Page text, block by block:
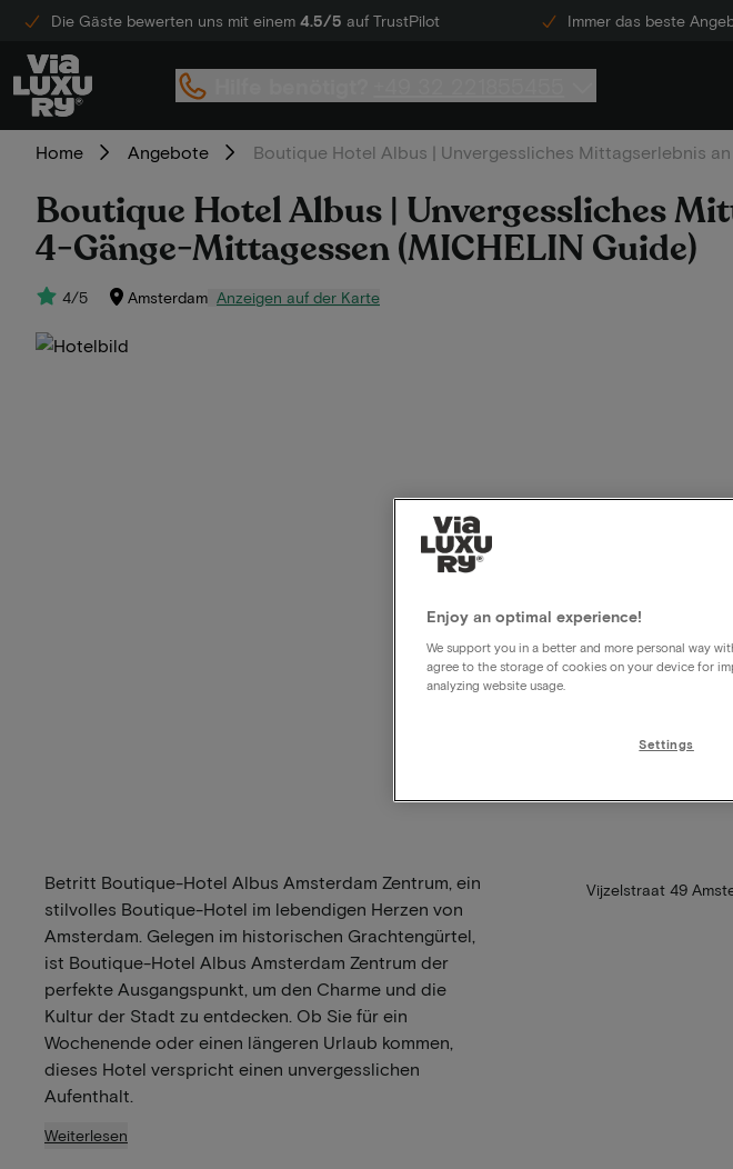
Die Gäste bewerten uns mit einem 4.5/5 auf TrustPilot Immer das beste
Home Angebote Boutique Hotel Albus | Unvergessliches Mittagserlebnis
Boutique Hotel Albus | Unvergessliches
4-Gänge-Mittagessen (MICHELIN Guide)
4/5 Amsterdam Anzeigen auf der Karte
Betritt Boutique-Hotel Albus Amsterdam Zentrum, ein
stilvolles Boutique-Hotel im lebendigen Herzen von
Amsterdam. Gelegen im historischen Grachtengürtel,
ist Boutique-Hotel Albus Amsterdam Zentrum der
perfekte Ausgangspunkt, um den Charme und die
Kultur der Stadt zu entdecken. Ob Sie für ein
Wochenende oder einen längeren Urlaub kommen,
dieses Hotel verspricht einen unvergesslichen
Aufenthalt.
Weiterlesen
Vijzelstraat 49
Enjoy an optimal experience!
We support you in a better and more personal way
agree to the storage of cookies on your device for
analyzing website usage.
Settings